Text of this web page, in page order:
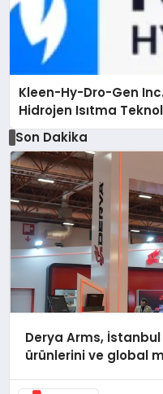
Kleen-Hy-Dro-Gen
Hidrojen Isıtma
Düzenleyici Onaylarını
Son Dakika
Derya Arms,
ürünlerini ve global